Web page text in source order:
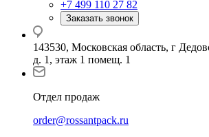
+7 499 110 27 82
Заказать звонок
143530, Московская область, г
д. 1, этаж 1 помещ. 1
Отдел продаж
order@rossantpack.ru